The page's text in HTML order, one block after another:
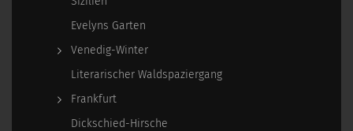
Evelyns Garten
Venedig-Winter
Literarischer Waldspaziergang
Frankfurt
Dickschied-Hirsche